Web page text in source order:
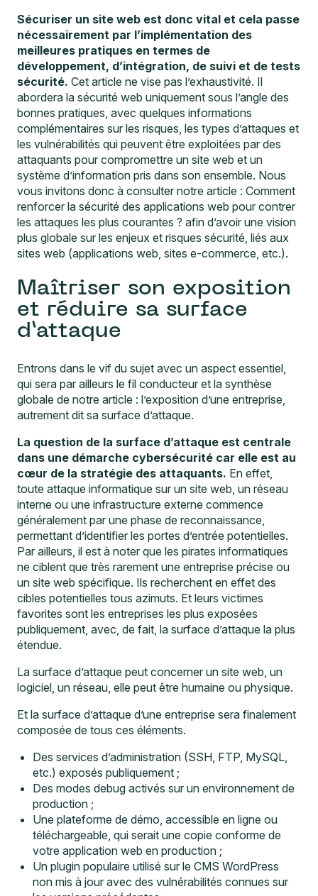
Sécuriser un site web est donc vital et cela passe
nécessairement par l’implémentation des
meilleures pratiques en termes de
développement, d’intégration, de suivi et de tests
sécurité. Cet article ne vise pas l’exhaustivité. Il
abordera la sécurité web uniquement sous l’angle des
bonnes pratiques, avec quelques informations
complémentaires sur les risques, les types d’attaques et
les vulnérabilités qui peuvent être exploitées par des
attaquants pour compromettre un site web et un
système d’information pris dans son ensemble. Nous
vous invitons donc à consulter notre article : Comment
renforcer la sécurité des applications web pour contrer
les attaques les plus courantes ? afin d’avoir une vision
plus globale sur les enjeux et risques sécurité, liés aux
sites web (applications web, sites e-commerce, etc.).
Maîtriser son exposition
et réduire sa surface
d’attaque
Entrons dans le vif du sujet avec un aspect essentiel,
qui sera par ailleurs le fil conducteur et la synthèse
globale de notre article : l’exposition d’une entreprise,
autrement dit sa surface d’attaque.
La question de la surface d’attaque est centrale
dans une démarche cybersécurité car elle est au
cœur de la stratégie des attaquants. En effet,
toute attaque informatique sur un site web, un réseau
interne ou une infrastructure externe commence
généralement par une phase de reconnaissance,
permettant d’identifier les portes d’entrée potentielles.
Par ailleurs, il est à noter que les pirates informatiques
ne ciblent que très rarement une entreprise précise ou
un site web spécifique. Ils recherchent en effet des
cibles potentielles tous azimuts. Et leurs victimes
favorites sont les entreprises les plus exposées
publiquement, avec, de fait, la surface d’attaque la plus
étendue.
La surface d’attaque peut concerner un site web, un
logiciel, un réseau, elle peut être humaine ou physique.
Et la surface d’attaque d’une entreprise sera finalement
composée de tous ces éléments.
Des services d’administration (SSH, FTP, MySQL,
etc.) exposés publiquement ;
Des modes debug activés sur un environnement de
production ;
Une plateforme de démo, accessible en ligne ou
téléchargeable, qui serait une copie conforme de
votre application web en production ;
Un plugin populaire utilisé sur le CMS WordPress
non mis à jour avec des vulnérabilités connues sur